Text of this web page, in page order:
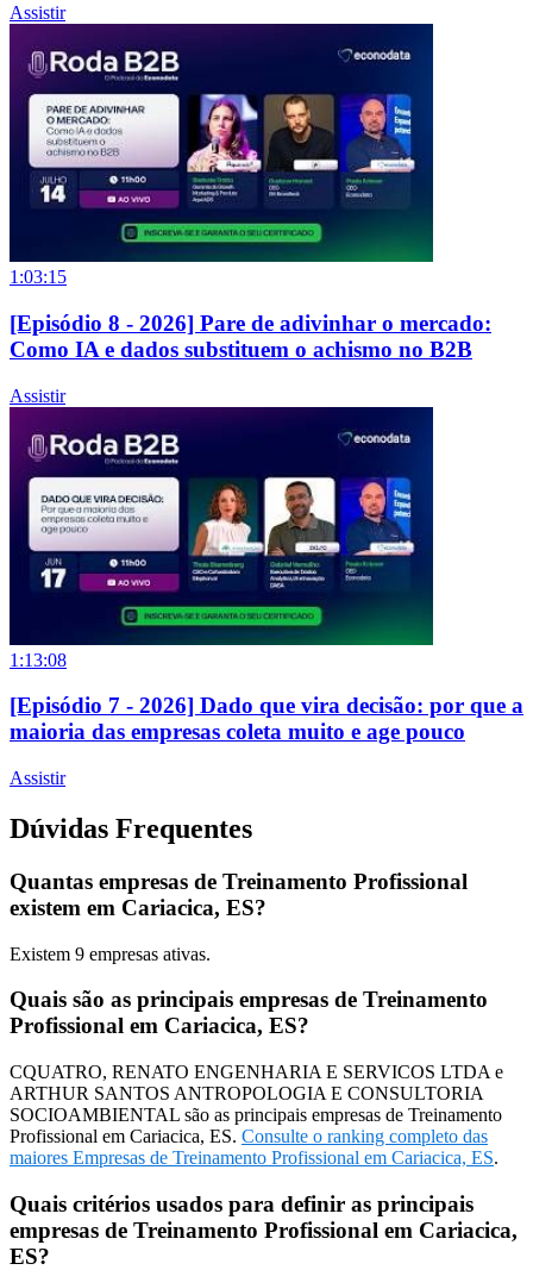
Assistir
1:03:15
[Episódio 8 - 2026] Pare de adivinhar o mercado:
Como IA e dados substituem o achismo no B2B
Assistir
1:13:08
[Episódio 7 - 2026] Dado que vira decisão: por que a
maioria das empresas coleta muito e age pouco
Assistir
Dúvidas Frequentes
Quantas empresas de Treinamento Profissional
existem em Cariacica, ES?
Existem 9 empresas ativas.
Quais são as principais empresas de Treinamento
Profissional em Cariacica, ES?
CQUATRO, RENATO ENGENHARIA E SERVICOS LTDA e
ARTHUR SANTOS ANTROPOLOGIA E CONSULTORIA
SOCIOAMBIENTAL são as principais empresas de Treinamento
Profissional em Cariacica, ES. Consulte o ranking completo das
maiores Empresas de Treinamento Profissional em Cariacica, ES.
Quais critérios usados para definir as principais
empresas de Treinamento Profissional em Cariacica,
ES?